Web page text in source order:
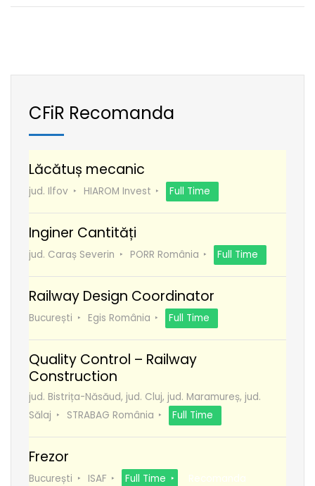
CFiR Recomanda
Lăcătuș mecanic
jud. Ilfov HIAROM Invest Full Time
Inginer Cantități
jud. Caraș Severin PORR România Full Time
Railway Design Coordinator
București Egis România Full Time
Quality Control – Railway
Construction
jud. Bistrița-Năsăud, jud. Cluj, jud. Maramureș, jud.
Sălaj
STRABAG România Full Time
Frezor
București ISAF Full Time Recomanda